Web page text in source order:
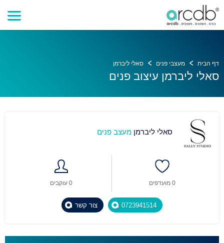
דף הבית מעצבי פנים סאלי ליברמן
סאלי ליברמן עיצוב פנים
סאלי ליברמן מעצב פנים
0 עוקבים 0 מועדפים
צור קשר 0723941514